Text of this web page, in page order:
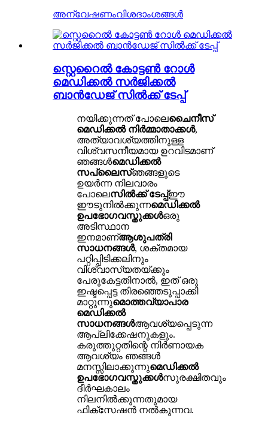
അന്വേഷണംവിശദാംശങ്ങൾ
സ്റ്റെറൈൽ കോട്ടൺ റോൾ
മെഡിക്കൽ സർജിക്കൽ
ബാൻഡേജ് സിൽക്ക് ടേപ്പ്
നയിക്കുന്നത് പോലെചൈനീസ്
മെഡിക്കൽ നിർമ്മാതാക്കൾ,
അത്യാവശ്യത്തിനുള്ള
വിശ്വസനീയമായ ഉറവിടമാണ്
ഞങ്ങൾമെഡിക്കൽ
സപ്ലൈസ്ഞങ്ങളുടെ
ഉയർന്ന നിലവാരം
പോലെസിൽക്ക് ടേപ്പ്ഈ
ഈടുനിൽക്കുന്നമെഡിക്കൽ
ഉപഭോഗവസ്തുക്കൾഒരു
അടിസ്ഥാന
ഇനമാണ്ആശുപത്രി
സാധനങ്ങൾ, ശക്തമായ
പറ്റിപ്പിടിക്കലിനും
വിശ്വാസ്യതയ്ക്കും
പേരുകേട്ടതിനാൽ, ഇത് ഒരു
ഇഷ്ടപ്പെട്ട തിരഞ്ഞെടുപ്പാക്കി
മാറ്റുന്നുമൊത്തവ്യാപാര
മെഡിക്കൽ
സാധനങ്ങൾആവശ്യപ്പെടുന്ന
ആപ്ലിക്കേഷനുകളും.
കരുത്തുറ്റതിന്റെ നിർണായക
ആവശ്യം ഞങ്ങൾ
മനസ്സിലാക്കുന്നുമെഡിക്കൽ
ഉപഭോഗവസ്തുക്കൾസുരക്ഷിതവും
ദീർഘകാലം
നിലനിൽക്കുന്നതുമായ
ഫിക്സേഷൻ നൽകുന്നവ.